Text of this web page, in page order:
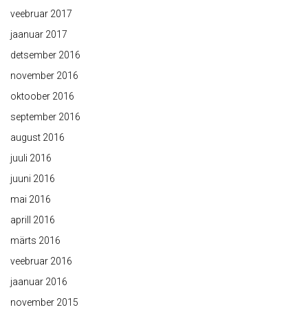
veebruar 2017
jaanuar 2017
detsember 2016
november 2016
oktoober 2016
september 2016
august 2016
juuli 2016
juuni 2016
mai 2016
aprill 2016
märts 2016
veebruar 2016
jaanuar 2016
november 2015